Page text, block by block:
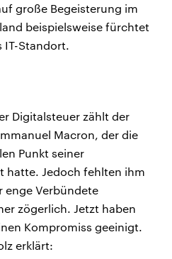
große Begeisterung im
beispielsweise fürchtet
IT-Standort.
Digitalsteuer zählt der
Macron, der die
Punkt seiner
hatte. Jedoch fehlten ihm
enge Verbündete
zögerlich. Jetzt haben
Kompromiss geeinigt.
erklärt: